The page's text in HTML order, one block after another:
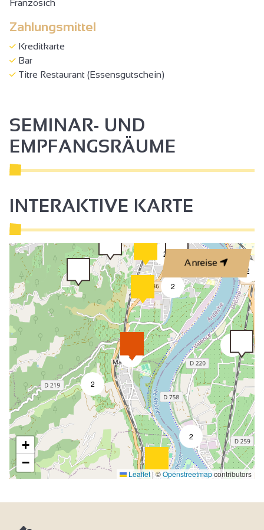
Französich
Zahlungsmittel
Kreditkarte
Bar
Titre Restaurant (Essensgutschein)
SEMINAR- UND
EMPFANGSRÄUME
INTERAKTIVE KARTE
Anreise
2
3
2
2
2
2
+
−
Leaflet|©Openstreetmapcontributors